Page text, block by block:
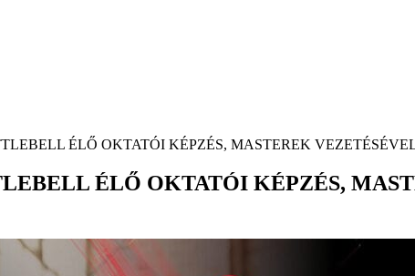
ÉLŐ OKTATÓI KÉPZÉS, MASTEREK VEZETÉSÉVEL
ÉLŐ OKTATÓI KÉPZÉS,